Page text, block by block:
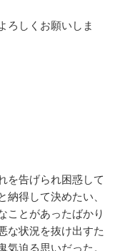
ろしくお願いしま
を告げられ困惑して
納得して決めたい、
ことがあったばかり
な状況を抜け出すた
迫る思いだった。